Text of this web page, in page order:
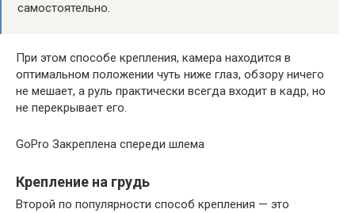
самостоятельно.
При этом способе крепления, камера находится в
оптимальном положении чуть ниже глаз, обзору ничего
не мешает, а руль практически всегда входит в кадр, но
не перекрывает его.
GoPro Закреплена спереди шлема
Крепление на грудь
Второй по популярности способ крепления — это